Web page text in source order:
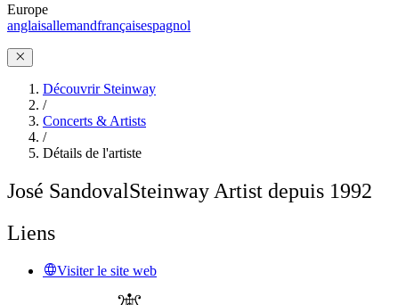
Europe
anglaisallemandfrançaisespagnol
Découvrir Steinway
/
Concerts & Artists
/
Détails de l'artiste
José SandovalSteinway Artist depuis 1992
Liens
Visiter le site web